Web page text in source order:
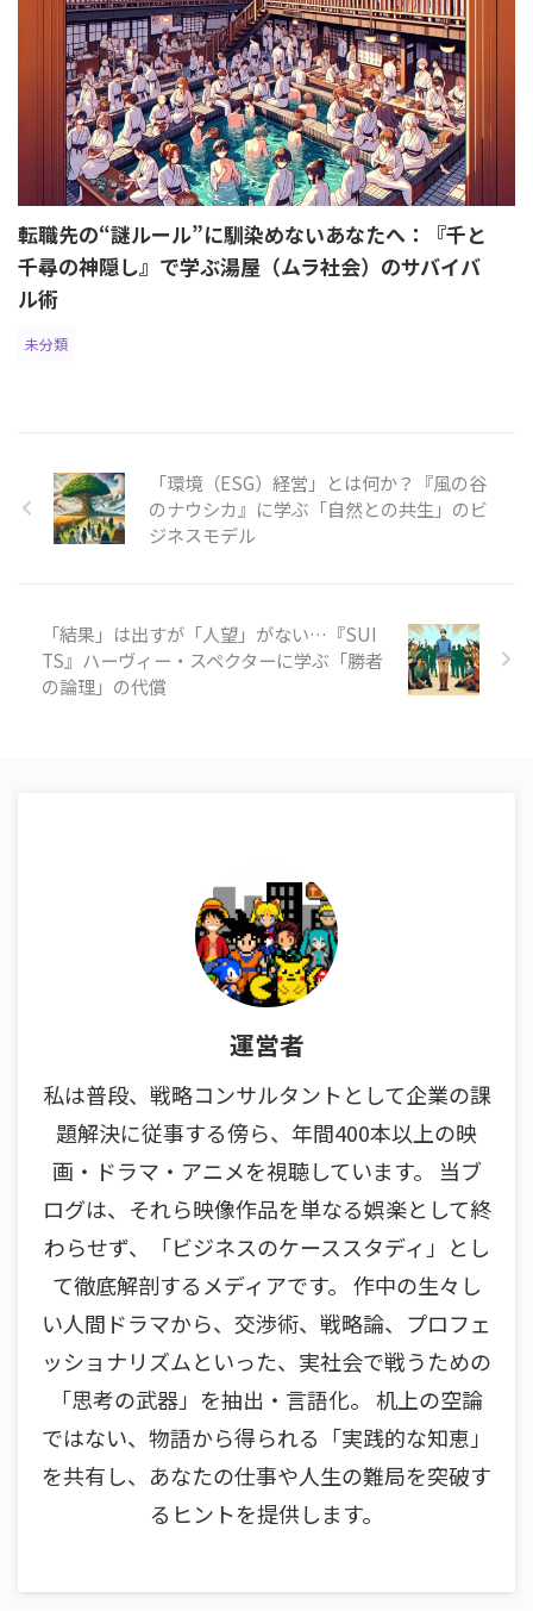
転職先の“謎ルール”に馴染めないあなたへ：『千と
千尋の神隠し』で学ぶ湯屋（ムラ社会）のサバイバ
ル術
未分類
「環境（ESG）経営」とは何か？『風の谷
のナウシカ』に学ぶ「自然との共生」のビ
ジネスモデル
「結果」は出すが「人望」がない…『SUI
TS』ハーヴィー・スペクターに学ぶ「勝者
の論理」の代償
運営者
私は普段、戦略コンサルタントとして企業の課
題解決に従事する傍ら、年間400本以上の映
画・ドラマ・アニメを視聴しています。 当ブ
ログは、それら映像作品を単なる娯楽として終
わらせず、「ビジネスのケーススタディ」とし
て徹底解剖するメディアです。 作中の生々し
い人間ドラマから、交渉術、戦略論、プロフェ
ッショナリズムといった、実社会で戦うための
「思考の武器」を抽出・言語化。 机上の空論
ではない、物語から得られる「実践的な知恵」
を共有し、あなたの仕事や人生の難局を突破す
るヒントを提供します。